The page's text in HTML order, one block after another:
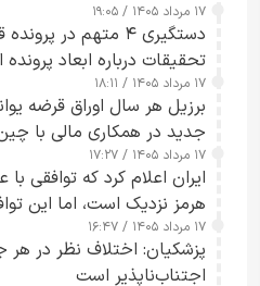
۱۷ مرداد ۱۴۰۵ / ۱۹:۰۵
دستگیری ۴ متهم در
تحقیقات درباره ابعاد پرونده
۱۷ مرداد ۱۴۰۵ / ۱۸:۱۱
برزیل هر سال اوراق قرضه
جدید در همکاری مالی با
۱۷ مرداد ۱۴۰۵ / ۱۷:۲۷
ایران اعلام کرد که توافقی
هرمز نزدیک است، اما این
آبراه را آزاد کند
۱۷ مرداد ۱۴۰۵ / ۱۶:۴۷
پزشکیان: اختلاف نظر در
اجتناب‌ناپذیر است